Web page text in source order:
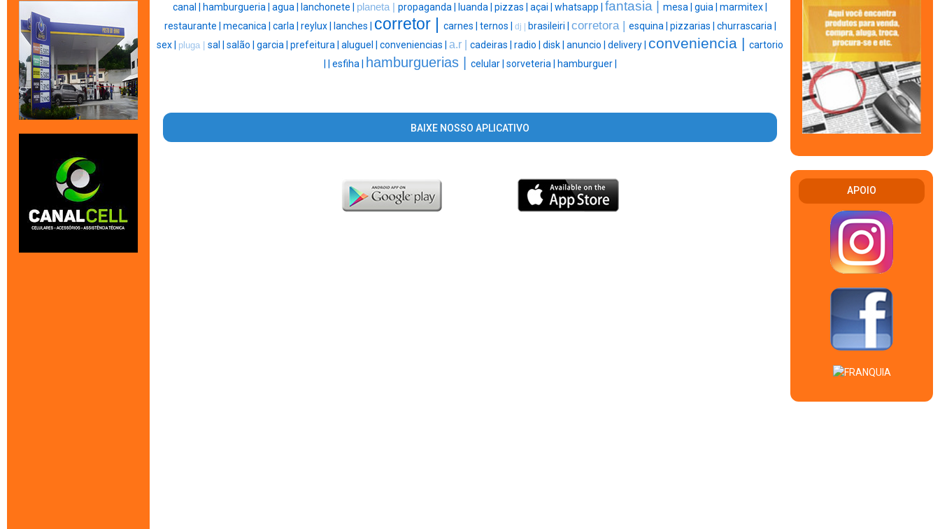
canal | hamburgueria | agua | lanchonete | planeta | propaganda | luanda | pizzas | açai | whatsapp | fantasia | mesa | guia | marmitex |
restaurante | mecanica | carla | reylux | lanches | corretor | carnes | ternos | dj | brasileiri | corretora | esquina | pizzarias | churrascaria |
sex | pluga | sal | salão | garcia | prefeitura | aluguel | conveniencias | a.r | cadeiras | radio | disk | anuncio | delivery | conveniencia | cartorio
esfiha | hamburguerias | celular | sorveteria | hamburguer |
BAIXE NOSSO APLICATIVO
APOIO